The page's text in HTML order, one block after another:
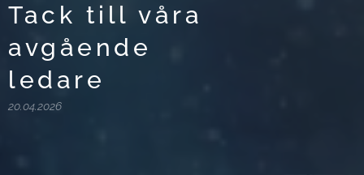
Tack till våra
avgående
ledare
20.04.2026